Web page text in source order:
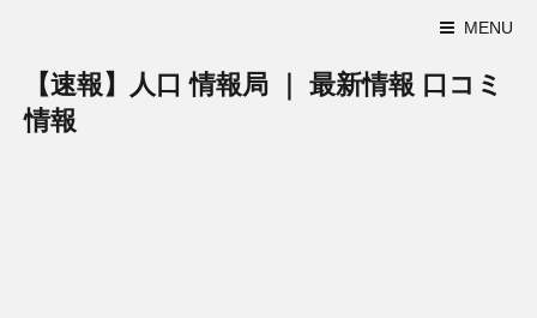
MENU
【速報】人口 情報局 ｜ 最新情報 口コミ
情報